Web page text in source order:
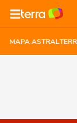
MAPA ASTRAL